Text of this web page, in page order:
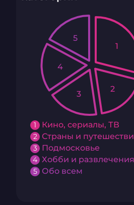
1 Кино, сериалы, ТВ
2 Страны и
3 Подмосковье
4 Хобби и развлечения
5 Обо всем
1
2
3
4
5